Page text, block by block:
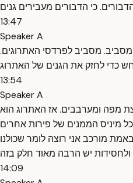
13:47
Speaker A
מסביב לפרדסי האתרוגים.
13:54
Speaker A
מפה ומערבבים. אז האתרוג הוא
מיניס הממנים של פירות אחרים
מורכב אני רוצה לומר שכולנו
ולחסידות יש הרבה מאוד חלק בזה
14:09